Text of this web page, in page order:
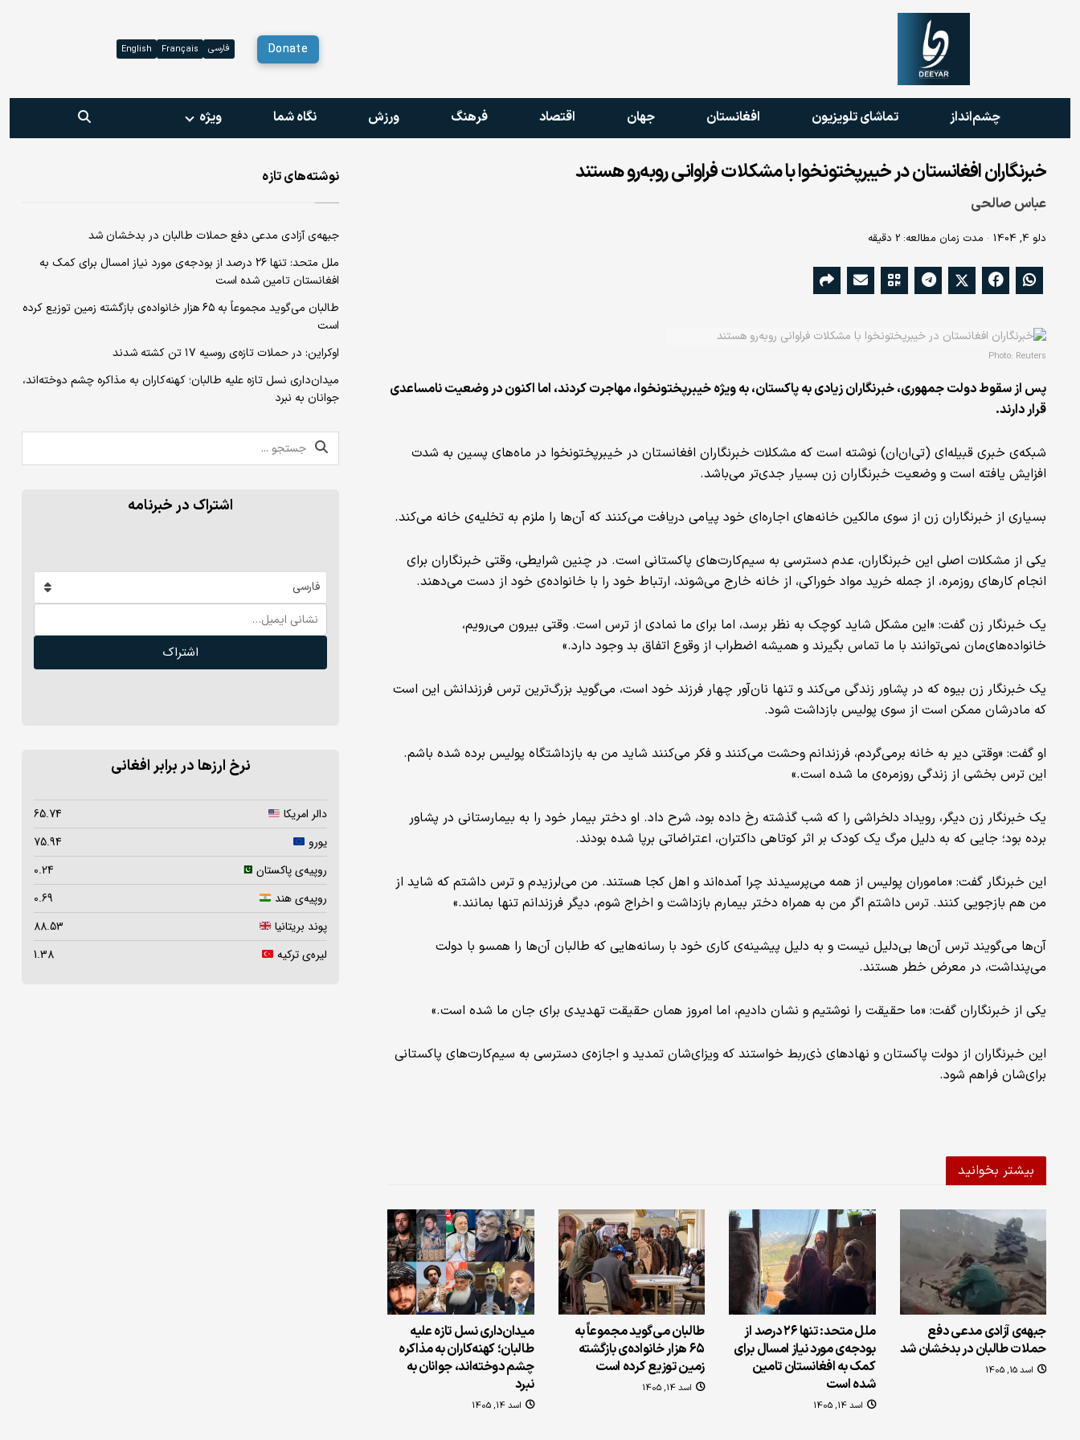
Donate فارسی Français
English
چشم‌انداز تماشای تلویزیون افغانستان جهان اقتصاد فرهنگ ورزش نگاه شما ویژه‌
خبرنگاران افغانستان در خیبرپختونخوا با مشکلات فراوانی روبه‌رو هستند
عباس صالحی
دلو 4, 1404 مدت زمان مطالعه: 2 دقیقه
Photo: Reuters
پس از سقوط دولت جمهوری، خبرنگاران زیادی به پاکستان، به ویژه خیبرپختونخوا، مهاجرت کردند، اما اکنون در وضعیت نامساعدی
قرار دارند.
شبکه‌ی خبری قبیله‌ای (تی‌ان‌ان) نوشته است که مشکلات خبرنگاران افغانستان در خیبرپختونخوا در ماه‌های پسین به شدت
افزایش یافته است و وضعیت خبرنگاران زن بسیار جدی‌تر می‌باشد.
بسیاری از خبرنگاران زن از سوی مالکین خانه‌های اجاره‌ای خود پیامی دریافت می‌کنند که آن‌ها را ملزم به تخلیه‌ی خانه می‌کند.
یکی از مشکلات اصلی این خبرنگاران، عدم دسترسی به سیم‌کارت‌های پاکستانی است. در چنین شرایطی، وقتی خبرنگاران برای
انجام کارهای روزمره، از جمله خرید مواد خوراکی، از خانه خارج می‌شوند، ارتباط خود را با خانواده‌ی خود از دست می‌دهند.
یک خبرنگار زن گفت: «این مشکل شاید کوچک به نظر برسد، اما برای ما نمادی از ترس است. وقتی بیرون می‌رویم،
خانواده‌های‌مان نمی‌توانند با ما تماس بگیرند و همیشه اضطراب از وقوع اتفاق بد وجود دارد.»
یک خبرنگار زن بیوه که در پشاور زندگی می‌کند و تنها نان‌آور چهار فرزند خود است، می‌گوید بزرگ‌ترین ترس فرزندانش این است
که مادرشان ممکن است از سوی پولیس بازداشت شود.
او گفت: «وقتی دیر به خانه برمی‌گردم، فرزندانم وحشت می‌کنند و فکر می‌کنند شاید من به بازداشتگاه پولیس برده شده باشم.
این ترس بخشی از زندگی روزمره‌ی ما شده است.»
یک خبرنگار زن دیگر، رویداد دلخراشی را که شب گذشته رخ داده بود، شرح داد. او دختر بیمار خود را به بیمارستانی در پشاور
برده بود؛ جایی که به دلیل مرگ یک کودک بر اثر کوتاهی داکتران، اعتراضاتی برپا شده بودند.
این خبرنگار گفت: «ماموران پولیس از همه می‌پرسیدند چرا آمده‌اند و اهل کجا هستند. من می‌لرزیدم و ترس داشتم که شاید از
من هم بازجویی کنند. ترس داشتم اگر من به همراه دختر بیمارم بازداشت و اخراج شوم، دیگر فرزندانم تنها بمانند.»
آن‌ها می‌گویند ترس آن‌ها بی‌دلیل نیست و به دلیل پیشینه‌ی کاری خود با رسانه‌هایی که طالبان آن‌ها را همسو با دولت
می‌پنداشت، در معرض خطر هستند.
یکی از خبرنگاران گفت: «ما حقیقت را نوشتیم و نشان دادیم، اما امروز همان حقیقت تهدیدی برای جان ما شده است.»
این خبرنگاران از دولت پاکستان و نهادهای ذی‌ربط خواستند که ویزای‌شان تمدید و اجازه‌ی دسترسی به سیم‌کارت‌های پاکستانی
برای‌شان فراهم شود.
بیشتر بخوانید
جبهه‌ی آزادی مدعی دفع
حملات طالبان در بدخشان شد
اسد 15, 1405
ملل متحد: تنها ۲۶ درصد از
بودجه‌ی مورد نیاز امسال برای
کمک به افغانستان تامین
شده است
اسد 14, 1405
طالبان می‌گوید مجموعاً به
۶۵ هزار خانواده‌ی بازگشته
زمین توزیع کرده است
اسد 14, 1405
میدان‌داری نسل تازه علیه
طالبان؛ کهنه‌کاران به مذاکره
چشم دوخته‌اند، جوانان به
نبرد
اسد 14, 1405
نوشته‌های تازه
جبهه‌ی آزادی مدعی دفع حملات طالبان در بدخشان شد
ملل متحد: تنها ۲۶ درصد از بودجه‌ی مورد نیاز امسال برای کمک به
افغانستان تامین شده است
طالبان می‌گوید مجموعاً به ۶۵ هزار خانواده‌ی بازگشته زمین توزیع کرده
است
اوکراین: در حملات تازه‌ی روسیه ۱۷ تن کشته شدند
میدان‌داری نسل تازه علیه طالبان؛ کهنه‌کاران به مذاکره چشم دوخته‌اند،
جوانان به نبرد
اشتراک در خبرنامه
فارسی
اشتراک
نرخ ارزها در برابر افغانی
دالر امریکا
65.74
یورو
75.94
روپیه‌ی پاکستان
0.24
روپیه‌ی هند
0.69
پوند بریتانیا
88.53
لیره‌ی ترکیه
1.38